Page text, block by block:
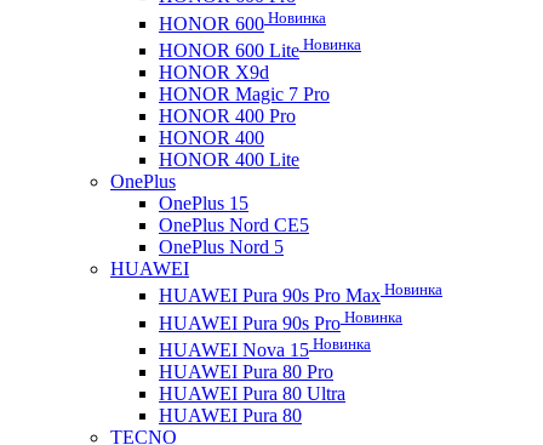
HONOR 600 Новинка
HONOR 600 Lite Новинка
HONOR X9d
HONOR Magic 7 Pro
HONOR 400 Pro
HONOR 400
HONOR 400 Lite
OnePlus
OnePlus 15
OnePlus Nord CE5
OnePlus Nord 5
HUAWEI
HUAWEI Pura 90s Pro Max Новинка
HUAWEI Pura 90s Pro Новинка
HUAWEI Nova 15 Новинка
HUAWEI Pura 80 Pro
HUAWEI Pura 80 Ultra
HUAWEI Pura 80
TECNO